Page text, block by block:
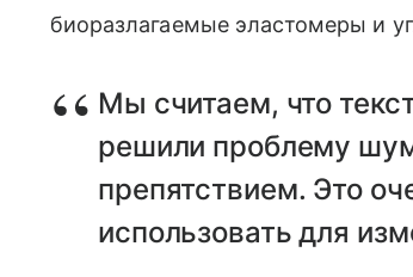
биоразлагаемые эластомеры и
Мы считаем, что
решили проблему
препятствием. Это
использовать для